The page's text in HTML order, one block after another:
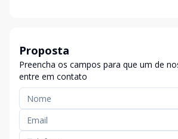
Proposta
Preencha os campos para que um de
entre em contato